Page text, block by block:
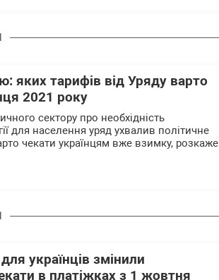
яких тарифів від Уряду варто
2021 року
сектору про необхідність
для населення уряд ухвалив політичне
чекати українцям вже взимку, розкаже
українців змінили
в платіжках з 1 жовтня